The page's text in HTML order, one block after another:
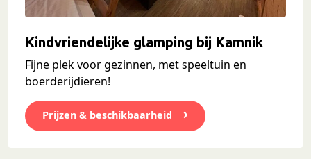
Kindvriendelijke glamping bij Kamnik
Fijne plek voor gezinnen, met speeltuin en
boerderijdieren!
Prijzen & beschikbaarheid